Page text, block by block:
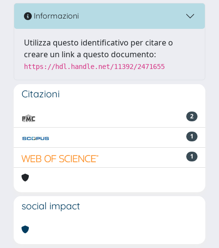
Informazioni
Utilizza questo identificativo per citare o
creare un link a questo documento:
https://hdl.handle.net/11392/2471655
Citazioni
2
1
1
social impact